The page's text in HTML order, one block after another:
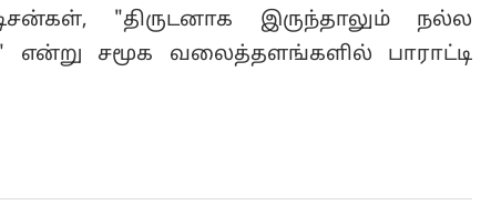
"திருடனாக இருந்தாலும் நல்ல
என்று சமூக வலைத்தளங்களில் பாராட்டி